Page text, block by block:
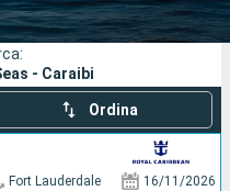
Compagnie
- Caraibi
Ordina
Fort Lauderdale 16/11/2026